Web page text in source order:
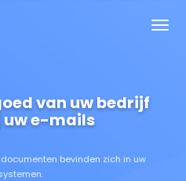
van uw bedrijf
uw e-mails
bevinden zich in uw